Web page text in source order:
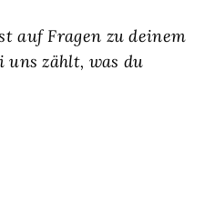
auf Fragen zu deinem
uns zählt, was du